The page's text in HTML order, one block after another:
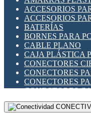
INDICADORES
INTERFACES DE
LLAVES
MEDIDORES DE
MOTORES PASO
PANTALLAS HMI
PLC -
RELÉS DE
SENSORES
ACCESORIOS
ACCESORIOS
BATERÍAS
BORNES PARA
CABLE PLANO
CAJA PLÁSTICA
CONECTORES
CONECTORES
CONECTORES
CONECTORES
CONECTORES
DIP SWITCHES